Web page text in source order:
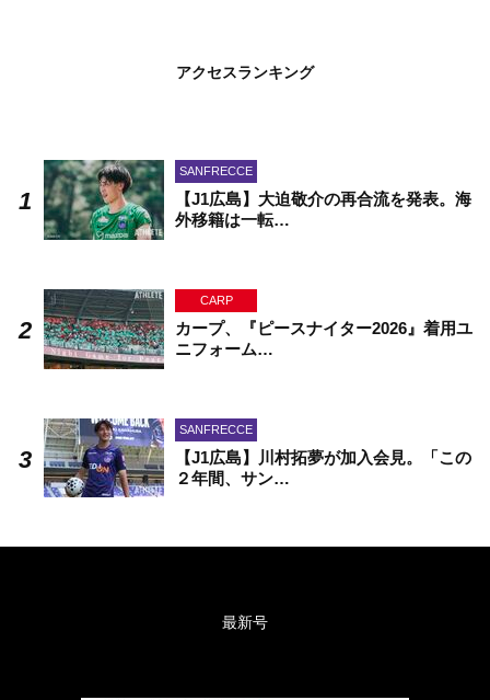
アクセスランキング
SANFRECCE
【J1広島】大迫敬介の再合流を発表。海
外移籍は一転…
CARP
カープ、『ピースナイター2026』着用ユ
ニフォーム…
SANFRECCE
【J1広島】川村拓夢が加入会見。「この
２年間、サン…
最新号